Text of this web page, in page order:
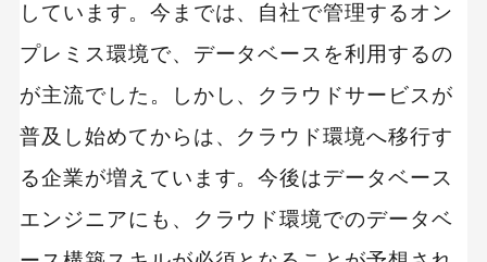
しています。今までは、自社で管理するオン
プレミス環境で、データベースを利用するの
が主流でした。しかし、クラウドサービスが
普及し始めてからは、クラウド環境へ移行す
る企業が増えています。今後はデータベース
エンジニアにも、クラウド環境でのデータベ